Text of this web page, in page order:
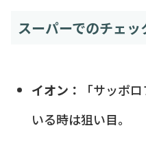
スーパーでのチェッ
イオン：
「サッポ
いる時は狙い目。